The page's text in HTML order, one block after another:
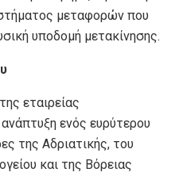
μεταφορών που
υποδομή μετακίνησης.
εταιρείας
ενός ευρύτερου
της Αδριατικής, του
και της Βόρειας